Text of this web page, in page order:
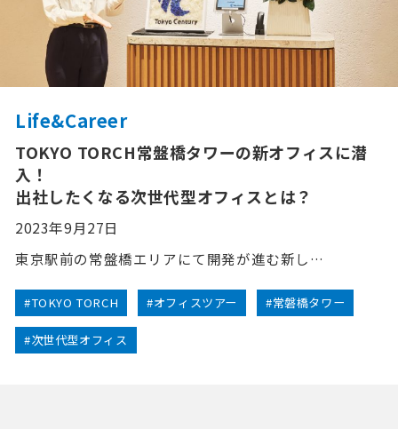
Life&Career
TOKYO TORCH常盤橋タワーの新オフィスに潜
入！
出社したくなる次世代型オフィスとは？
2023年9月27日
東京駅前の常盤橋エリアにて開発が進む新し…
#TOKYO TORCH #オフィスツアー #常磐橋タワー
#次世代型オフィス